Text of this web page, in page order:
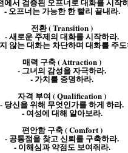
- 오프너는 가능한 한 빨리 끝내라.
전환 ( Transition )
- 새로운 주제의 대화를 시작하라.
않는 대화는 차단하며 대화를 주
매력 구축 ( Attraction )
- 그녀의 감성을 자극하라.
- 가치를 증명하라.
자격 부여 ( Qualification )
- 당신을 위해 무엇인가를 하게 하라.
- 여성에 대해 알아보라.
편안함 구축 ( Comfort )
- 공통점을 찾고 신뢰를 구축하라.
- 이해심과 약점도 보여줘라.